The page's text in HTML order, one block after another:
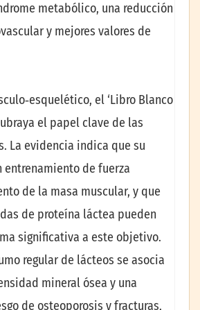
metabólico, una reducción
y mejores valores de
el ‘Libro Blanco
el papel clave de las
La evidencia indica que su
entrenamiento de fuerza
de la masa muscular, y que
de proteína láctea pueden
significativa a este objetivo.
regular de lácteos se asocia
mineral ósea y una
de osteoporosis y fracturas,